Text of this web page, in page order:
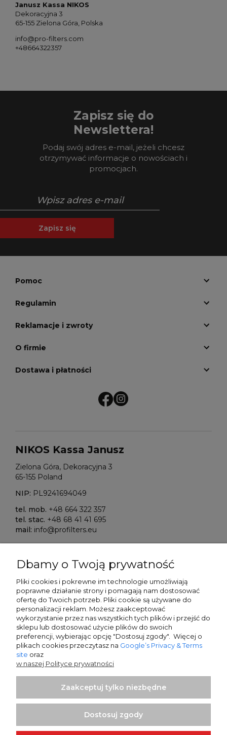
Janusz Kassa NIKOS
Dekoracyjna 3
65-155 Zielona Góra, Polska
info@pro-filters.com
+48664322357
Zapisz się do
Newslettera!
Podaj swój adres e-mail, jeżeli chcesz
otrzymywać informacje o nowościach i
promocjach.
Zapisz się
Pomoc
Regulamin
Reklamacje i zwroty
O firmie
Dostawa i płatności
NIKOS Kassa Janusz
Zielona Góra, Dekoracyjna 3
65-155 Poland
NIP: PL9241694049
tel. mob. +48 664 322 357
tel. stac. +48 68 41 41 695
mail: info@profilters.eu
Warszawa, ul. Łopuszańska 38D
02-232 Poland
SWIFT/BIK:ALBPPLPWXXX
IBAN NR:
PLN:PL80 2490 0005 0000 4500 5705 7151
EUR:PL13 2490 0005 0000 4600 9159 5449
Sparkasse Oberlausitz-Niederschlesien
SWIFT/BIK:WELADED1GRL
EUR:DE25 8505 0100 0232 0268 58
Dbamy o Twoją prywatność
Pliki cookies i pokrewne im technologie umożliwiają
poprawne działanie strony i pomagają nam dostosować
ofertę do Twoich potrzeb. Pliki cookie są używane do
personalizacji reklam. Możesz zaakceptować
wykorzystanie przez nas wszystkich tych plików i przejść do
sklepu lub dostosować użycie plików do swoich
preferencji, wybierając opcję "Dostosuj zgody". Więcej o
plikach cookies przeczytasz na Google’s Privacy & Terms
site oraz
w naszej Polityce prywatności
Zaakceptuj tylko niezbędne
Dostosuj zgody